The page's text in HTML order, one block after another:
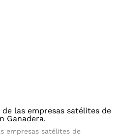
empresas satélites de